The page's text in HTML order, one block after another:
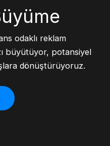
odaklı reklam
büyütüyor, potansiyel
dönüştürüyoruz.